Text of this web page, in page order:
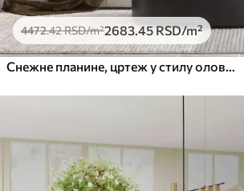
4472.42RSD/m²2683 .45RSD/m²